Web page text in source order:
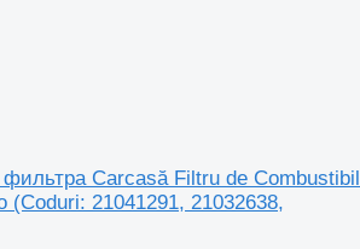
фильтра Carcasă Filtru de Combustibil
(Coduri: 21041291, 21032638,